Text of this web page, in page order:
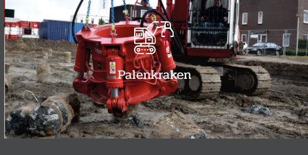
Palenkraken